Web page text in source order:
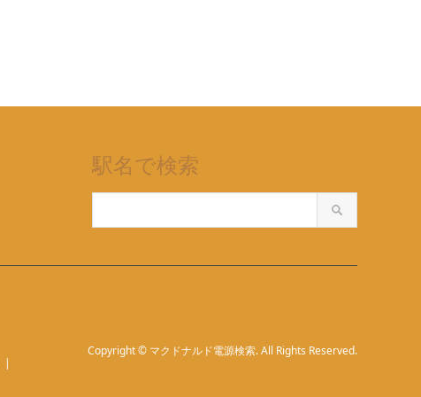
駅名で検索
Copyright© マクドナルド電源検索. All Rights Reserved.